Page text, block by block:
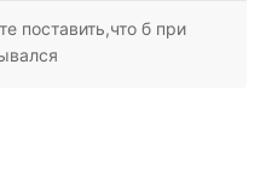
поставить,что б при